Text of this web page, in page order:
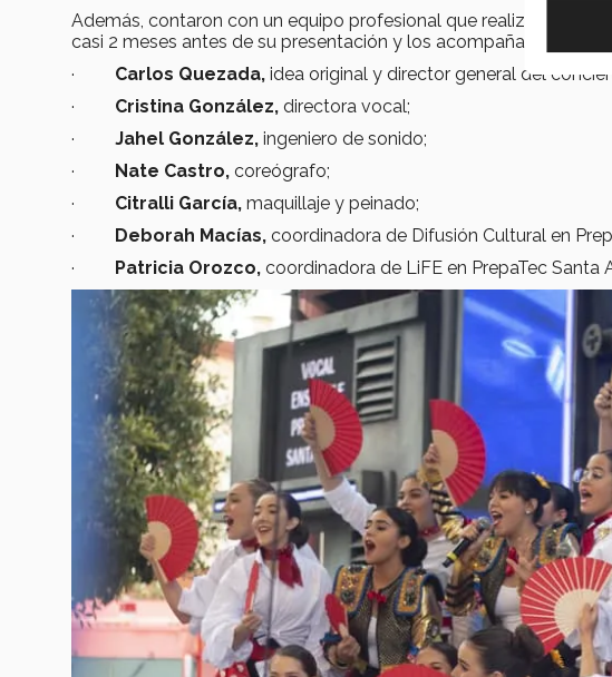
Además, contaron con un equipo profesional que realizó el
casi 2 meses antes de su presentación y los acompañaron
· Carlos Quezada, idea original y director general del
· Cristina González, directora vocal;
· Jahel González, ingeniero de sonido;
· Nate Castro, coreógrafo;
· Citralli García, maquillaje y peinado;
· Deborah Macías, coordinadora de Difusión Cultural en
· Patricia Orozco, coordinadora de LiFE en PrepaTec Santa